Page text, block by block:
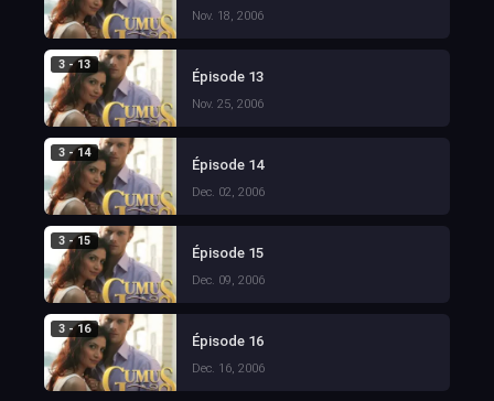
Nov. 18, 2006
3 - 13
Épisode 13
Nov. 25, 2006
3 - 14
Épisode 14
Dec. 02, 2006
3 - 15
Épisode 15
Dec. 09, 2006
3 - 16
Épisode 16
Dec. 16, 2006